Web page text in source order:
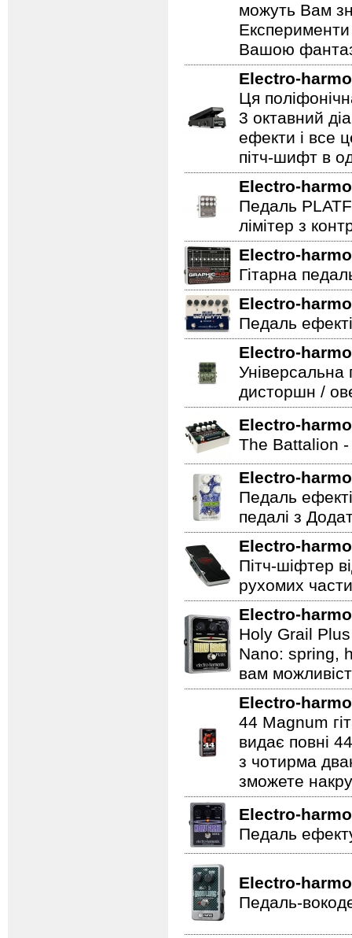
можуть Вам
Вашою
Electro-
Ця
3 октавний
ефекти і все
пітч-шифт в
Electro-
Педаль
лімітер з
Electro-
Гітарна
Electro-
Педаль
Electro-
Універсальна
дисторшн /
Electro-
The Battalion -
Electro-
Педаль
педалі з
Electro-
Пітч-шіфтер
рухомих
Electro-
Holy Grail Plus
Nano: spring,
вам
Electro-
44 Magnum
видає повні
з чотирма
зможете
Electro-
Педаль
Electro-
Педаль-